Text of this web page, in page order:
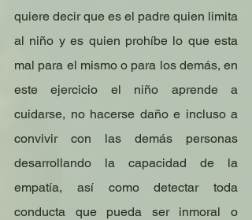
quiere decir que es el padre quien limita
al niño y es quien prohíbe lo que esta
mal para el mismo o para los demás, en
este ejercicio el niño aprende a
cuidarse, no hacerse daño e incluso a
convivir con las demás personas
desarrollando la capacidad de la
empatía, así como detectar toda
conducta que pueda ser inmoral o